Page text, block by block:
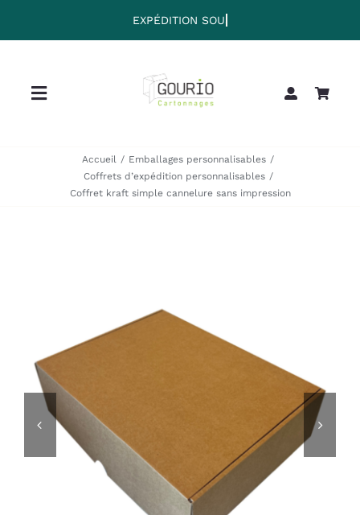
Toggle
Home
Blog
Accueil
Emballages personnalisables
Coffrets d’expédition personnalisables
Coffret kraft simple cannelure sans impression
 